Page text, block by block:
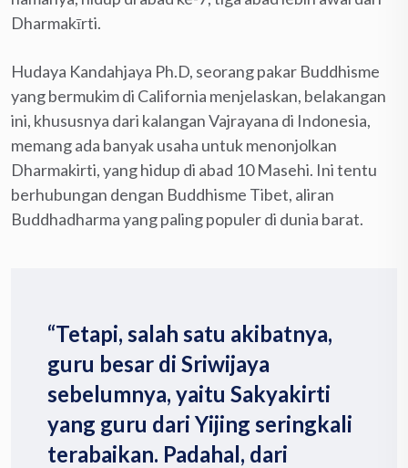
Dharmakīrti.
Hudaya Kandahjaya Ph.D, seorang pakar Buddhisme
yang bermukim di California menjelaskan, belakangan
ini, khususnya dari kalangan Vajrayana di Indonesia,
memang ada banyak usaha untuk menonjolkan
Dharmakirti, yang hidup di abad 10 Masehi. Ini tentu
berhubungan dengan Buddhisme Tibet, aliran
Buddhadharma yang paling populer di dunia barat.
“Tetapi, salah satu akibatnya,
guru besar di Sriwijaya
sebelumnya, yaitu Sakyakirti
yang guru dari Yijing seringkali
terabaikan. Padahal, dari